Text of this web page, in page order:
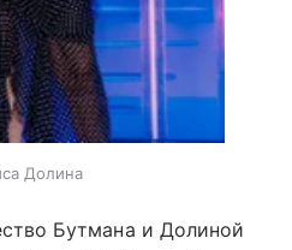
Долина
Бутмана и Долиной